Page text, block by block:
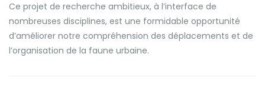
Ce projet de recherche ambitieux, à l’interface de
nombreuses disciplines, est une formidable opportunité
d’améliorer notre compréhension des déplacements et de
l’organisation de la faune urbaine.